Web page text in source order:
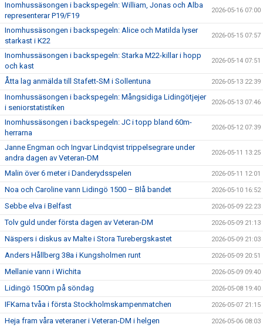
Inomhussäsongen i backspegeln: William, Jonas och Alba
representerar P19/F19
2026-05-16 07:00
Inomhussäsongen i backspegeln: Alice och Matilda lyser
starkast i K22
2026-05-15 07:57
Inomhussäsongen i backspegeln: Starka M22-killar i hopp
och kast
2026-05-14 07:51
Åtta lag anmälda till Stafett-SM i Sollentuna 2026-05-13 22:39
Inomhussäsongen i backspegeln: Mångsidiga Lidingötjejer
i seniorstatistiken
2026-05-13 07:46
Inomhussäsongen i backspegeln: JC i topp bland 60m-
herrarna
2026-05-12 07:39
Janne Engman och Ingvar Lindqvist trippelsegrare under
andra dagen av Veteran-DM
2026-05-11 13:25
Malin över 6 meter i Danderydsspelen 2026-05-11 12:01
Noa och Caroline vann Lidingö 1500 – Blå bandet 2026-05-10 16:52
Sebbe elva i Belfast 2026-05-09 22:23
Tolv guld under första dagen av Veteran-DM 2026-05-09 21:13
Näspers i diskus av Malte i Stora Turebergskastet 2026-05-09 21:03
Anders Hållberg 38a i Kungsholmen runt 2026-05-09 20:51
Mellanie vann i Wichita 2026-05-09 09:40
Lidingö 1500m på söndag 2026-05-08 19:40
IFKarna tvåa i första Stockholmskampenmatchen 2026-05-07 21:15
Heja fram våra veteraner i Veteran-DM i helgen 2026-05-06 08:03